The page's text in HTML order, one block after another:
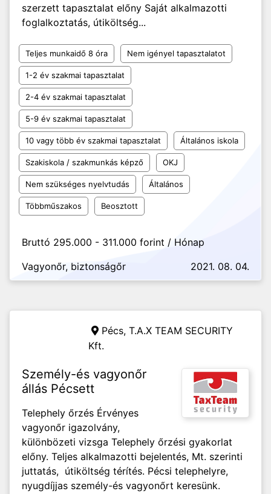
szerzett tapasztalat előny Saját alkalmazotti
foglalkoztatás, útiköltség...
Teljes munkaidő 8 óra Nem igényel tapasztalatot
1-2 év szakmai tapasztalat
2-4 év szakmai tapasztalat
5-9 év szakmai tapasztalat
10 vagy több év szakmai tapasztalat Általános iskola
Szakiskola / szakmunkás képző OKJ
Nem szükséges nyelvtudás Általános
Többműszakos Beosztott
Bruttó 295.000 - 311.000 forint / Hónap
Vagyonőr, biztonságőr
2021. 08. 04.
Pécs, T.A.X TEAM SECURITY
Kft.
Személy-és vagyonőr
állás Pécsett
Telephely őrzés Érvényes
vagyonőr igazolvány,
különbözeti vizsga Telephely őrzési gyakorlat
előny. Teljes alkalmazotti bejelentés, Mt. szerinti
juttatás, útiköltség térítés. Pécsi telephelyre,
nyugdíjjas személy-és vagyonőrt keresünk.